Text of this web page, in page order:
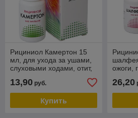
Рициниол Камертон 15
мл, для ухода за ушами,
слуховыми ходами, отит,
воспаление ушей, боль,
улучшает слух
13,90 руб.
Купить
ожоги,
26,20